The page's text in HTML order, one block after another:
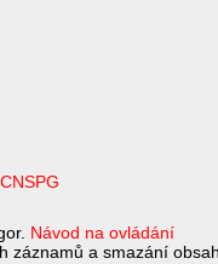
Návod na ovládání
záznamů a smazání